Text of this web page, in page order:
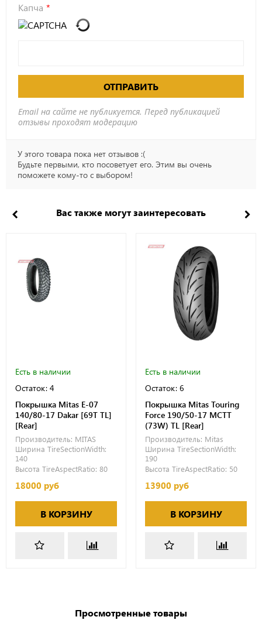
Капча
ОТПРАВИТЬ
Email на сайте не публикуется. Перед публикацией
отзывы проходят модерацию
У этого товара пока нет отзывов :(
Будьте первыми, кто посоветует его. Этим вы очень
поможете кому-то с выбором!
Вас также могут заинтересовать
Есть в наличии
Остаток: 4
Покрышка Mitas E-07
140/80-17 Dakar [69T TL]
[Rear]
Производитель: MITAS
Ширина TireSectionWidth:
140
Высота TireAspectRatio: 80
18000 руб
В КОРЗИНУ
Есть в наличии
Остаток: 6
Покрышка Mitas Touring
Force 190/50-17 MCTT
(73W) TL [Rear]
Производитель: Mitas
Ширина TireSectionWidth:
190
Высота TireAspectRatio: 50
13900 руб
В КОРЗИНУ
Просмотренные товары